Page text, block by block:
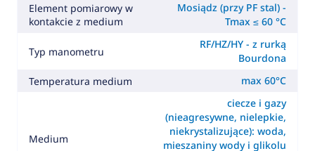
Element pomiarowy w
kontakcie z medium
Mosiądz (przy PF stal) -
Tmax ≤ 60 °C
Typ manometru
RF/HZ/HY - z rurką
Bourdona
Temperatura medium
max 60°C
Medium
ciecze i gazy
(nieagresywne, nielepkie,
niekrystalizujące): woda,
mieszaniny wody i glikolu